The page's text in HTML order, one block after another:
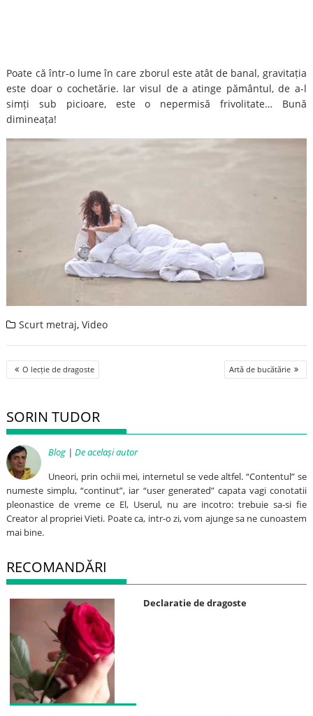
Poate că într-o lume în care zborul este atât de banal, gravitația
este doar o cochetărie. Iar visul de a atinge pământul, de a-l
simți sub picioare, este o nepermisă frivolitate… Bună
dimineața!
Scurt metraj,Video
Post
navigation
O lecție de dragoste Artă de bucătărie
SORIN TUDOR
Blog |De același autor
Uneori, prin ochii mei, internetul se vede altfel. “Contentul” se
numeste simplu, “continut”, iar “user generated” capata vagi conotatii
pleonastice de vreme ce El, Userul, nu are incotro: trebuie sa-si fie
Creator al propriei Vieti. Poate ca, intr-o zi, vom ajunge sa ne cunoastem
mai bine.
RECOMANDĂRI
Declaratie de dragoste